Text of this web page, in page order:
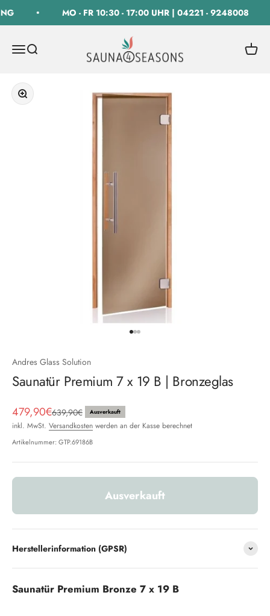
MO - FR 10:30 - 17:00 UHR | 04221 - 9248008
Navigationsmenü öffnen
Suche öffnen
SAUNA 4 SEASONS GmbH
Bild vergrößern
Gehe zu Element 1
Gehe zu Element 2
Gehe zu Element 3
Andres Glass Solution
Saunatür Premium 7 x 19 B | Bronzeglas
Angebot
479,90€Regulärer Preis
639,90€ Ausverkauft
inkl. MwSt. Versandkosten werden an der Kasse berechnet
Artikelnummer: GTP.69186B
Ausverkauft
Herstellerinformation (GPSR)
Saunatür Premium Bronze 7 x 19 B